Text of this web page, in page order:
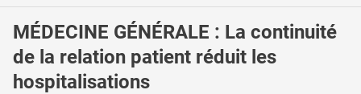
MÉDECINE GÉNÉRALE : La continuité
de la relation patient réduit les
hospitalisations